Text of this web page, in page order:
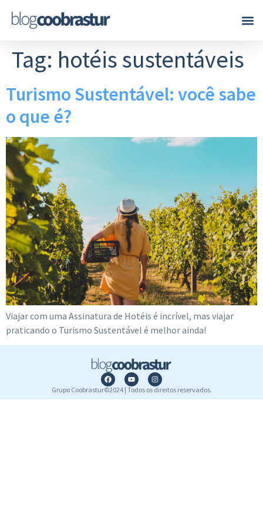
Tag: hotéis sustentáveis
Turismo Sustentável: você sabe
o que é?
Viajar com uma Assinatura de Hotéis é incrível, mas viajar
praticando o Turismo Sustentável é melhor ainda!
Grupo Coobrastur©2024 | Todos os direitos reservados.